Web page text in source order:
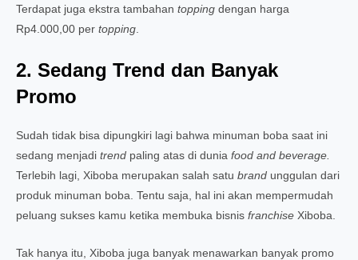
Terdapat juga ekstra tambahan topping dengan harga
Rp4.000,00 per topping
2. Sedang Trend dan Banyak
Promo
Sudah tidak bisa dipungkiri lagi bahwa minuman boba saat ini
sedang menjadi trend paling atas di dunia food and beverage.
Terlebih lagi, Xiboba merupakan salah satu brand unggulan dari
produk minuman boba. Tentu saja, hal ini akan mempermudah
peluang sukses kamu ketika membuka bisnis franchise Xiboba.
Tak hanya itu, Xiboba juga banyak menawarkan banyak promo